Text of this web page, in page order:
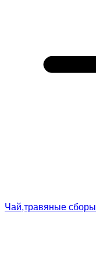
Чай,травяные сборы